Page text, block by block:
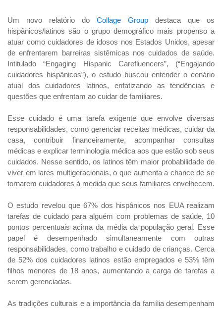
Um novo relatório do Collage Group destaca que os
hispânicos/latinos são o grupo demográfico mais propenso a
atuar como cuidadores de idosos nos Estados Unidos, apesar
de enfrentarem barreiras sistêmicas nos cuidados de saúde.
Intitulado “Engaging Hispanic Carefluencers”, (“Engajando
cuidadores hispânicos”), o estudo buscou entender o cenário
atual dos cuidadores latinos, enfatizando as tendências e
questões que enfrentam ao cuidar de familiares.
Esse cuidado é uma tarefa exigente que envolve diversas
responsabilidades, como gerenciar receitas médicas, cuidar da
casa, contribuir financeiramente, acompanhar consultas
médicas e explicar terminologia médica aos que estão sob seus
cuidados. Nesse sentido, os latinos têm maior probabilidade de
viver em lares multigeracionais, o que aumenta a chance de se
tornarem cuidadores à medida que seus familiares envelhecem.
O estudo revelou que 67% dos hispânicos nos EUA realizam
tarefas de cuidado para alguém com problemas de saúde, 10
pontos percentuais acima da média da população geral. Esse
papel é desempenhado simultaneamente com outras
responsabilidades, como trabalho e cuidado de crianças. Cerca
de 52% dos cuidadores latinos estão empregados e 53% têm
filhos menores de 18 anos, aumentando a carga de tarefas a
serem gerenciadas.
As tradições culturais e a importância da família desempenham